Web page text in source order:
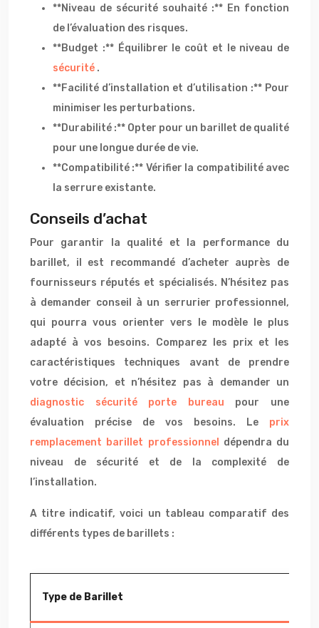
**Niveau de sécurité souhaité :** En fonction
de l’évaluation des risques.
**Budget :** Équilibrer le coût et le niveau de
sécurité .
**Facilité d’installation et d’utilisation :** Pour
minimiser les perturbations.
**Durabilité :** Opter pour un barillet de qualité
pour une longue durée de vie.
**Compatibilité :** Vérifier la compatibilité avec
la serrure existante.
Conseils d’achat
Pour garantir la qualité et la performance du
barillet, il est recommandé d’acheter auprès de
fournisseurs réputés et spécialisés. N’hésitez pas
à demander conseil à un serrurier professionnel,
qui pourra vous orienter vers le modèle le plus
adapté à vos besoins. Comparez les prix et les
caractéristiques techniques avant de prendre
votre décision, et n’hésitez pas à demander un
diagnostic sécurité porte bureau pour une
évaluation précise de vos besoins. Le prix
remplacement barillet professionnel dépendra du
niveau de sécurité et de la complexité de
l’installation.
A titre indicatif, voici un tableau comparatif des
différents types de barillets :
Type de Barillet